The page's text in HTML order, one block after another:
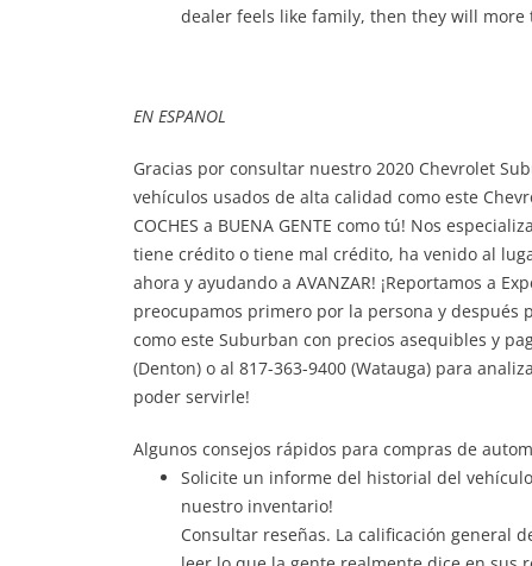
dealer feels like family, then they will
EN ESPANOL
Gracias por consultar nuestro 2020 Chevrolet
vehículos usados ​​de alta calidad como este
COCHES a BUENA GENTE como tú! Nos
tiene crédito o tiene mal crédito, ha venido al
ahora y ayudando a AVANZAR! ¡Reportamos a
preocupamos primero por la persona y después
como este Suburban con precios asequibles y
(Denton) o al 817-363-9400 (Watauga) para
poder servirle!
Algunos consejos rápidos para compras de
Solicite un informe del historial del
nuestro inventario!
Consultar reseñas. La calificación general